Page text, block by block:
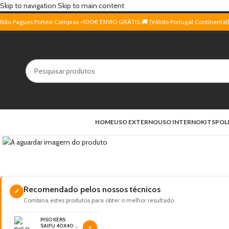
Skip to navigation Skip to main content
Não Pagues Portes! Compras +100€ ENVIO GRÁTIS 🚚 (Válido Portugal Continental)
HOMEUSO EXTERNOUSO INTERNOKITS
✓ Recomendado pelos nossos técnicos
Combina estes produtos para obter o melhor resultado.
PISO KERS
SAIFU 40X40 -